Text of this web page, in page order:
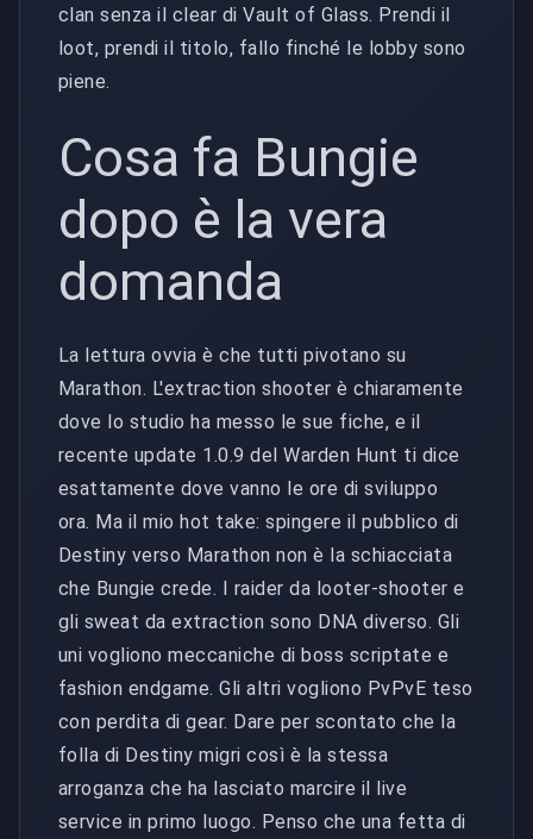
clan senza il clear di Vault of Glass. Prendi il
loot, prendi il titolo, fallo finché le lobby sono
piene.
Cosa fa Bungie
dopo è la vera
domanda
La lettura ovvia è che tutti pivotano su
Marathon. L'extraction shooter è chiaramente
dove lo studio ha messo le sue fiche, e il
recente update 1.0.9 del Warden Hunt ti dice
esattamente dove vanno le ore di sviluppo
ora. Ma il mio hot take: spingere il pubblico di
Destiny verso Marathon non è la schiacciata
che Bungie crede. I raider da looter-shooter e
gli sweat da extraction sono DNA diverso. Gli
uni vogliono meccaniche di boss scriptate e
fashion endgame. Gli altri vogliono PvPvE teso
con perdita di gear. Dare per scontato che la
folla di Destiny migri così è la stessa
arroganza che ha lasciato marcire il live
service in primo luogo. Penso che una fetta di